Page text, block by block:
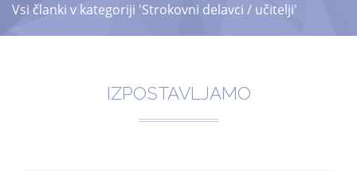
Vsi članki v kategoriji 'Strokovni delavci / učitelji'
IZPOSTAVLJAMO